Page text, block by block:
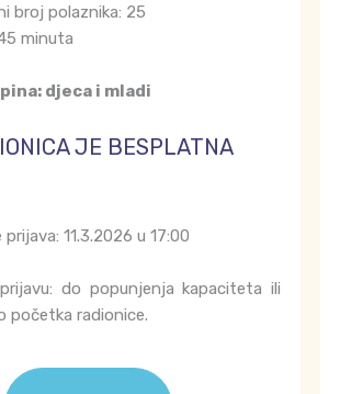
broj polaznika: 25
minuta
djeca i mladi
JE BESPLATNA
11.3.2026 u 17:00
do popunjenja kapaciteta ili
početka radionice.